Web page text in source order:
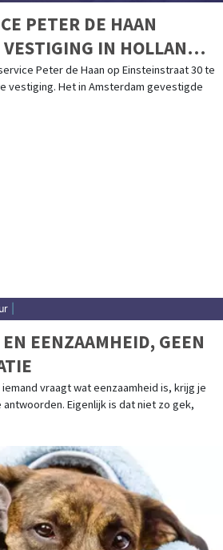
PETER DE HAAN
IN HOLLANDS
Peter de Haan op Einsteinstraat 30 te
vestiging. Het in Amsterdam gevestigde
EENZAAMHEID, GEEN
vraagt wat eenzaamheid is, krijg je
Eigenlijk is dat niet zo gek,